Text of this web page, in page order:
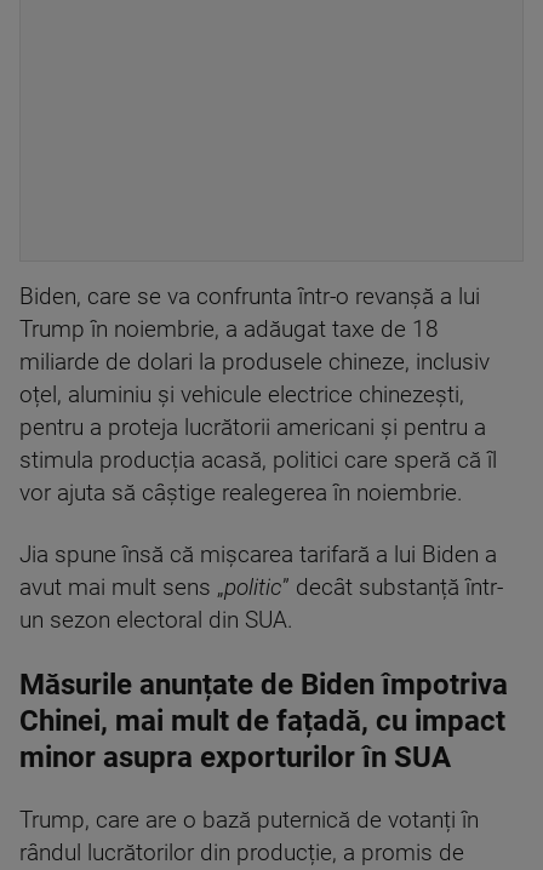
Biden, care se va confrunta într-o revanșă a lui
Trump în noiembrie, a adăugat taxe de 18
miliarde de dolari la produsele chineze, inclusiv
oțel, aluminiu și vehicule electrice chinezești,
pentru a proteja lucrătorii americani și pentru a
stimula producția acasă, politici care speră că îl
vor ajuta să câștige realegerea în noiembrie.
Jia spune însă că mișcarea tarifară a lui Biden a
avut mai mult sens „politic” decât substanță într-
un sezon electoral din SUA.
Măsurile anunțate de Biden împotriva
Chinei, mai mult de fațadă, cu impact
minor asupra exporturilor în SUA
Trump, care are o bază puternică de votanți în
rândul lucrătorilor din producție, a promis de